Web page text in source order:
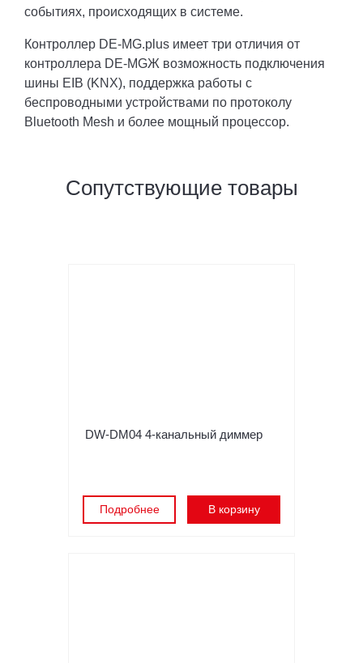
событиях, происходящих в системе.
Контроллер DE-MG.plus имеет три отличия от
контроллера DE-MGЖ возможность подключения
шины EIB (KNX), поддержка работы с
беспроводными устройствами по протоколу
Bluetooth Mesh и более мощный процессор.
Сопутствующие товары
DW-DM04 4-канальный диммер
Подробнее В корзину